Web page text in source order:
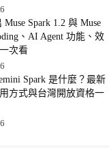
Muse Spark 1.2 與 Muse
、AI Agent 功能、效
次看
Spark 是什麼？最新
方式與台灣開放資格一